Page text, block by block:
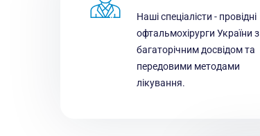
Наші спеціалісти - провідні
офтальмохірурги України з
багаторічним досвідом та
передовими методами
лікування.